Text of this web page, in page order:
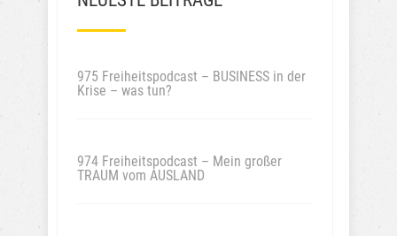
975 Freiheitspodcast – BUSINESS in der
Krise – was tun?
974 Freiheitspodcast – Mein großer
TRAUM vom AUSLAND